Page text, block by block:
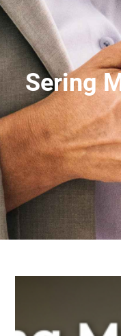
Sering